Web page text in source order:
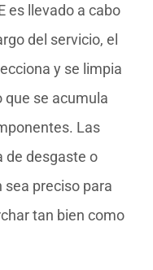
es llevado a cabo
del servicio, el
y se limpia
que se acumula
Las
de desgaste o
preciso para
tan bien como